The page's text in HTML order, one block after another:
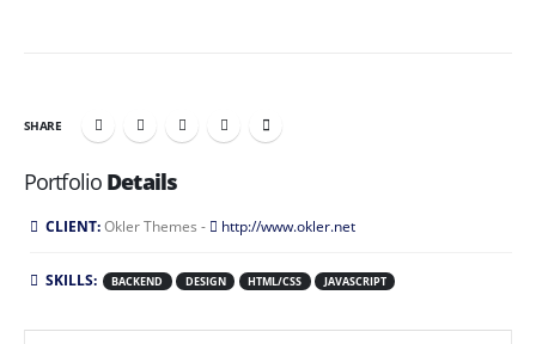
SHARE
Portfolio Details
CLIENT:Okler Themes - http://www.okler.net
SKILLS: BACKEND DESIGN HTML/CSS JAVASCRIPT